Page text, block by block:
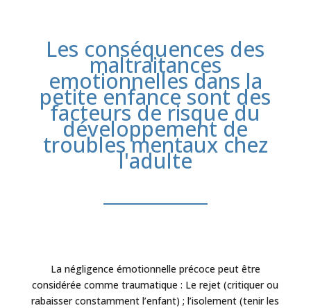
Les conséquences des
maltraitances
emotionnelles dans la
petite enfance sont des
facteurs de risque du
développement de
troubles mentaux chez
l'adulte
La négligence émotionnelle précoce peut être
considérée comme traumatique : Le rejet (critiquer ou
rabaisser constamment l’enfant) ; l’isolement (tenir les